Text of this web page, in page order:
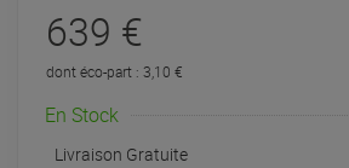
639 €
dont éco-part : 3,10 €
En Stock
Livraison Gratuite